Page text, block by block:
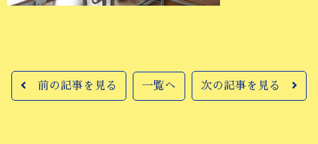
前の記事を見る 一覧へ 次の記事を見る